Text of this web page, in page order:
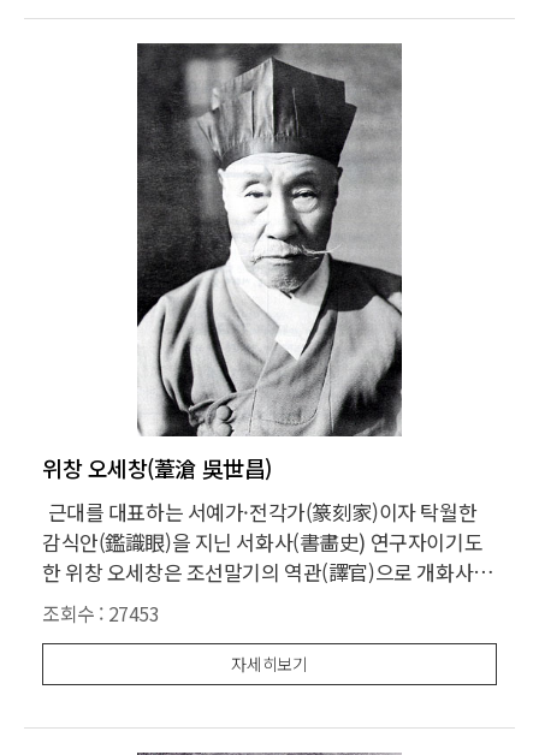
위창 오세창(葦滄 吳世昌)
근대를 대표하는 서예가·전각가(篆刻家)이자 탁월한
감식안(鑑識眼)을 지닌 서화사(書畵史) 연구자이기도
한 위창 오세창은 조선말기의 역관(譯官)으로 개화사상
의 선각자요 서화가로 유명한 역매(亦梅) 오경석(吳慶
錫, 1831∼79)의 장남으로 태어나 부친으로부터 개화사
상의 일단을 이어받아 언론인으로 활동했고 애국계몽운
동에 참여하기도 했으며
조회수 : 27453
자세히보기